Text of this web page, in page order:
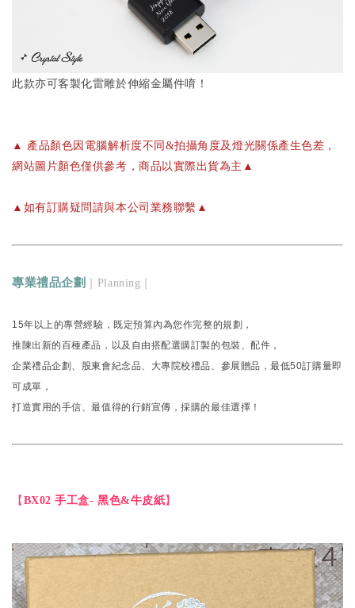
此款亦可客製化雷雕於伸縮金屬件唷！
▲ 產品顏色因電腦解析度不同&拍攝角度及燈光關係產生色差，
網站圖片顏色僅供參考，商品以實際出貨為主▲
▲如有訂購疑問請與本公司業務聯繫▲
專業禮品企劃 ｜Planning｜
15年以上的專營經驗，既定預算內為您作完整的規劃，
推陳出新的百種產品，以及自由搭配選購訂製的包裝、配件，
企業禮品企劃、股東會紀念品、大專院校禮品、參展贈品，最低50訂購量即
可成單，
打造實用的手信、最值得的行銷宣傳，採購的最佳選擇！
【 BX02 手工盒- 黑色&牛皮紙】